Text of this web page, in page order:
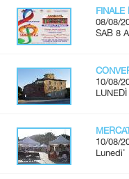
FINALE
08/08/
SAB 8
10/08/
10/08/
Lunedì'